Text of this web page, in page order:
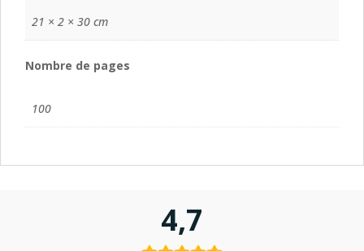
21 × 2 × 30 cm
Nombre de pages
100
4,7